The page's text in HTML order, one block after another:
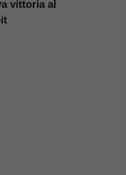
vittoria al